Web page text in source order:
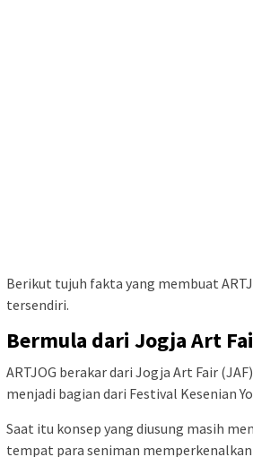
Berikut tujuh fakta yang membuat
tersendiri.
Bermula dari Jogja Art
ARTJOG berakar dari Jogja Art Fair
menjadi bagian dari Festival Kesenian
Saat itu konsep yang diusung masih
tempat para seniman